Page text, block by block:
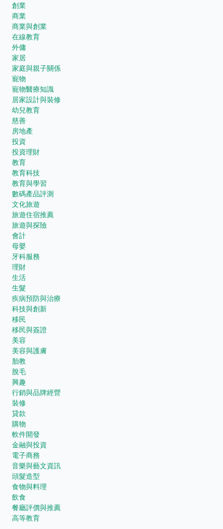
創業
商業
商業與創業
在線教育
外傭
家居
家庭與親子關係
寵物
寵物醫療知識
居家設計與裝修
幼兒教育
慈善
房地產
投資
投資理財
教育
教育科技
教育與學習
數碼產品評測
文化旅遊
旅遊住宿推薦
旅遊與探險
會計
母嬰
牙科服務
理財
生活
生髮
疾病預防與治療
科技與創新
移民
移民與簽證
美容
美容與護膚
胎教
脫毛
興趣
行銷與品牌經營
裝修
貸款
購物
軟件開發
金融與投資
電子商務
音樂與藝文資訊
頭髮造型
食物與料理
飲食
餐廳評價與推薦
高等教育